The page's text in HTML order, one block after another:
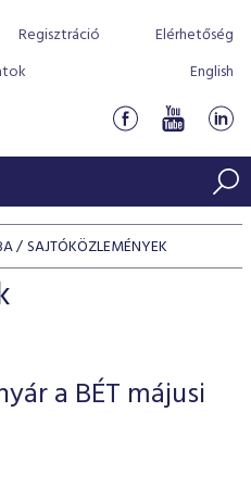
Regisztráció
Elérhetőség
English
tőzsdei bevezetését
SAJTÓKÖZLEMÉNYEK
a BÉT májusi